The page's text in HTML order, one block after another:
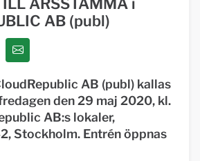
AB (publ)
AB (publ) kallas
den 29 maj 2020, kl.
AB:s lokaler,
Stockholm. Entrén öppnas